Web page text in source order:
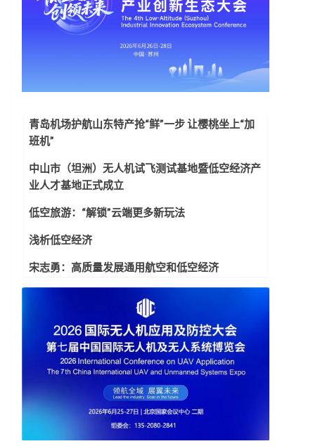
青岛机场护航山东特产抢“鲜”一步 让樱桃坐上“加
班机”
中山市（坦洲）无人机试飞测试基地暨低空经济产
业人才基地正式成立
低空旅游：“解锁”云端更多新玩法
浅析低空经济
宋志勇：高质量发展通用航空和低空经济